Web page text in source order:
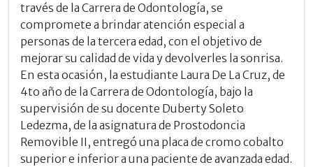
través de la Carrera de Odontología, se
compromete a brindar atención especial a
personas de la tercera edad, con el objetivo de
mejorar su calidad de vida y devolverles la sonrisa.
En esta ocasión, la estudiante Laura De La Cruz, de
4to año de la Carrera de Odontología, bajo la
supervisión de su docente Duberty Soleto
Ledezma, de la asignatura de Prostodoncia
Removible II, entregó una placa de cromo cobalto
superior e inferior a una paciente de avanzada edad.